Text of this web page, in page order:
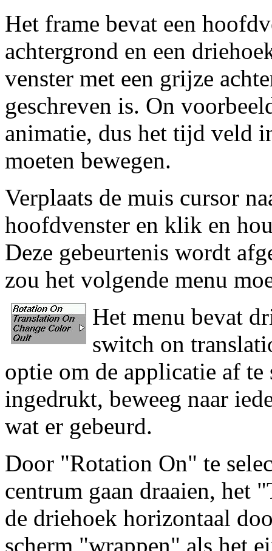
Het frame bevat een
achtergrond en een
venster met een grijze
geschreven is. On
animatie, dus het tijd veld
moeten bewegen.
Verplaats de muis cursor
hoofdvenster en klik en
Deze gebeurtenis wordt
zou het volgende menu
Het menu bevat
switch on
optie om de applicatie af
ingedrukt, beweeg naar
wat er gebeurd.
Door "Rotation On" te
centrum gaan draaien, het
de driehoek horizontaal
scherm "wrappen" als het